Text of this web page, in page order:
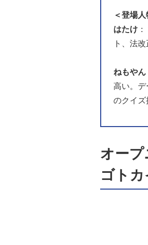
＜登場人
はたけ
ト、法
ねもやん
高い。デ
のクイズ
オープ
ゴトカ